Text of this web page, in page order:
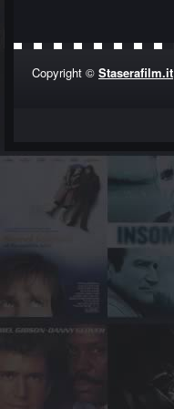
Copyright © Staserafilm.it